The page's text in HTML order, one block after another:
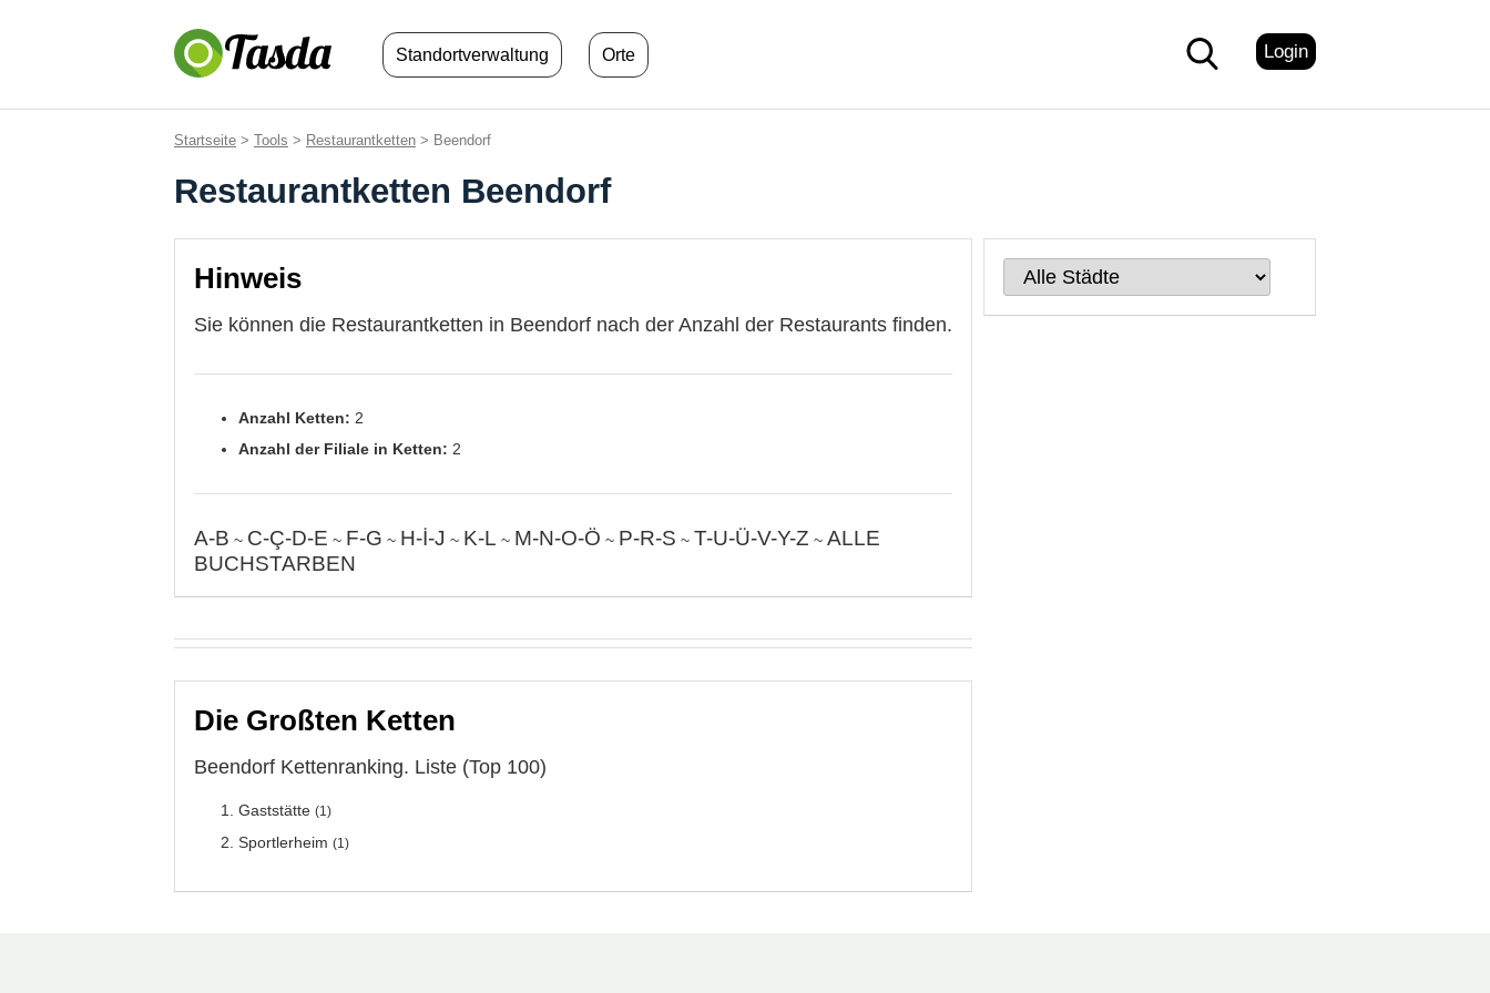
Login
Standortverwaltung Orte
Startseite > Tools > Restaurantketten > Beendorf
Restaurantketten Beendorf
Hinweis
Sie können die Restaurantketten in Beendorf nach der Anzahl der Restaurants finden.
Anzahl Ketten: 2
Anzahl der Filiale in Ketten: 2
A-B ~ C-Ç-D-E ~ F-G ~ H-İ-J ~ K-L ~ M-N-O-Ö ~ P-R-S ~ T-U-Ü-V-Y-Z ~ ALLE
BUCHSTARBEN
Die Großten Ketten
Beendorf Kettenranking. Liste (Top 100)
Gaststätte (1)
Sportlerheim (1)